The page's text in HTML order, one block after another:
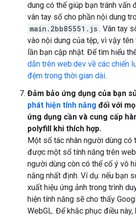
dung có thể giúp bạn tránh vấn
vân tay số cho phần nội dung
main.2bb85551.js . Vân tay
vào nội dung của tệp, vì vậy
lần bạn cập nhật. Để tìm hiểu
dẫn trên web.dev về các chiến
đệm trong thời gian dài.
Đảm bảo ứng dụng của bạn
phát hiện tính năng đối với
ứng dụng cần và cung cấp
polyfill khi thích hợp.
Một số tác nhân người dùng có
được một số tính năng trên
người dùng còn có thể cố ý vô
năng nhất định. Ví dụ: nếu bạn
xuất hiệu ứng ảnh trong trình
hiện tính năng sẽ cho thấy
WebGL. Để khắc phục điều